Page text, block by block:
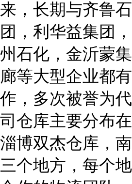
来，长期与齐鲁
团，利华益集团
州石化，金沂蒙
廊等大型企业都
作，多次被誉为
司仓库主要分布
淄博双杰仓库，
三个地方，每个